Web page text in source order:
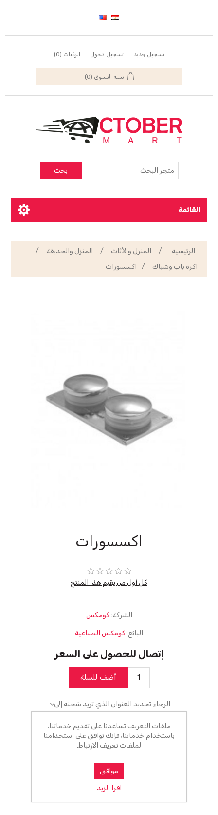
تسجيل جديد تسجيل دخول الرغبات (0)
سلة التسوق (0)
بحث
القائمة
الرئيسية / المنزل والأثاث / المنزل والحديقة
/
اكرة باب وشباك
/ اكسسورات
اكسسورات
كل أول من يقيم هذا المنتج
الشركة: كومكس
البائع:كومكس الصناعية
إتصال للحصول على السعر
أضف للسلة
الرجاء تحديد العنوان الذي تريد شحنه إلى
أضف للمفضلة
اضف للمقارنة
ملفات التعريف تساعدنا على تقديم خدماتنا.
باستخدام خدماتنا، فإنك توافق على استخدامنا
لملفات تعريف الارتباط.
موافق
اقرا الزيد